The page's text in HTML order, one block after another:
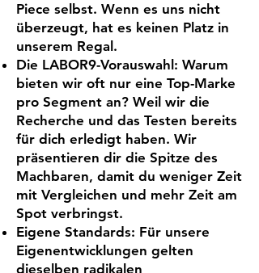
Piece selbst. Wenn es uns nicht
überzeugt, hat es keinen Platz in
unserem Regal.
Die LABOR9-Vorauswahl: Warum
bieten wir oft nur eine Top-Marke
pro Segment an? Weil wir die
Recherche und das Testen bereits
für dich erledigt haben. Wir
präsentieren dir die Spitze des
Machbaren, damit du weniger Zeit
mit Vergleichen und mehr Zeit am
Spot verbringst.
Eigene Standards: Für unsere
Eigenentwicklungen gelten
dieselben radikalen